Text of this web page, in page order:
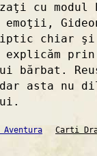
cu modul
emoţii,
chiar
bărbat.
asta nu
Carti